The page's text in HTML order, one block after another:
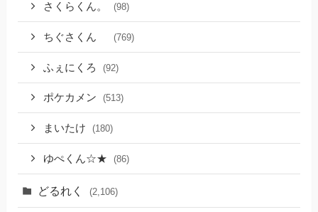
さくらくん。 (98)
ちぐさくん (769)
ふぇにくろ (92)
ポケカメン (513)
まいたけ (180)
ゆぺくん☆★ (86)
どるれく (2,106)